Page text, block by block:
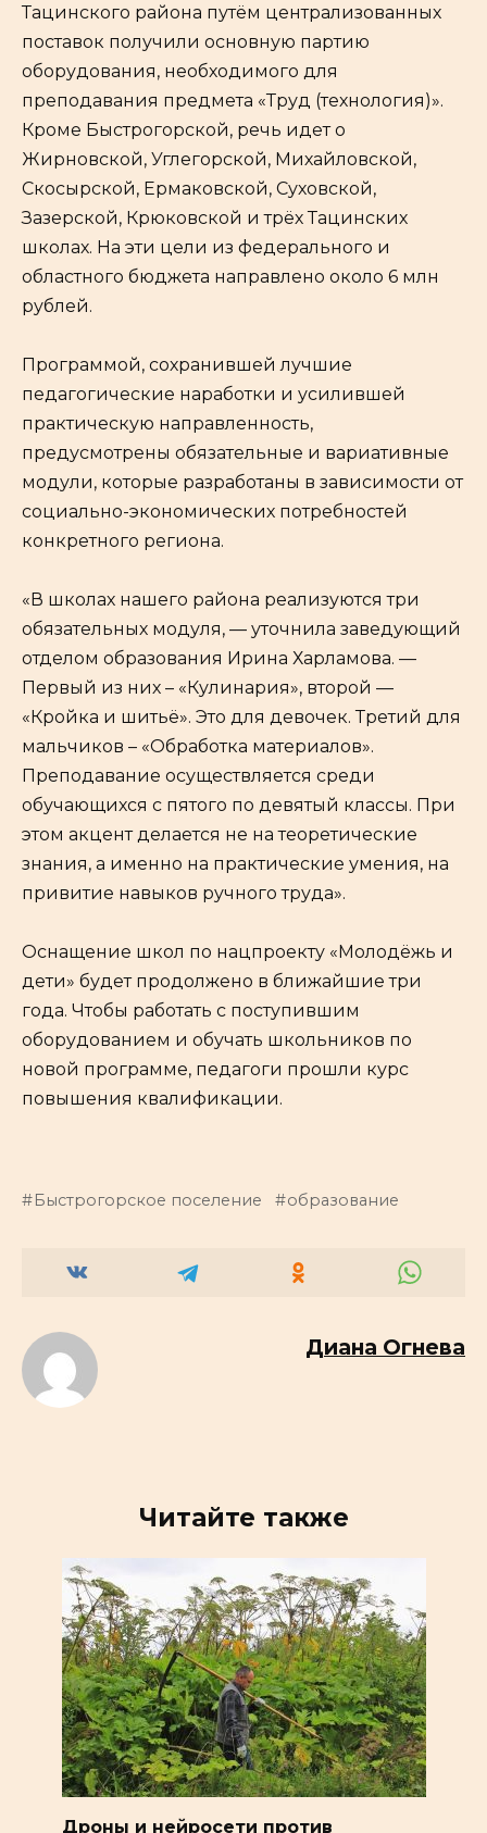
Тацинского района путём централизованных
поставок получили основную партию
оборудования, необходимого для
преподавания предмета «Труд (технология)».
Кроме Быстрогорской, речь идет о
Жирновской, Углегорской, Михайловской,
Скосырской, Ермаковской, Суховской,
Зазерской, Крюковской и трёх Тацинских
школах. На эти цели из федерального и
областного бюджета направлено около 6 млн
рублей.
Программой, сохранившей лучшие
педагогические наработки и усилившей
практическую направленность,
предусмотрены обязательные и вариативные
модули, которые разработаны в зависимости от
социально-экономических потребностей
конкретного региона.
«В школах нашего района реализуются три
обязательных модуля, — уточнила заведующий
отделом образования Ирина Харламова. —
Первый из них – «Кулинария», второй —
«Кройка и шитьё». Это для девочек. Третий для
мальчиков – «Обработка материалов».
Преподавание осуществляется среди
обучающихся с пятого по девятый классы. При
этом акцент делается не на теоретические
знания, а именно на практические умения, на
привитие навыков ручного труда».
Оснащение школ по нацпроекту «Молодёжь и
дети» будет продолжено в ближайшие три
года. Чтобы работать с поступившим
оборудованием и обучать школьников по
новой программе, педагоги прошли курс
повышения квалификации.
Быстрогорское поселение образование
Диана Огнева
Читайте также
Дроны и нейросети против